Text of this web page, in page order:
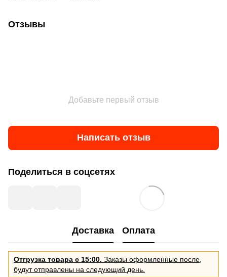
Отзывы
Добавьте первый отзыв
Написать отзыв
Поделиться в соцсетях
Доставка Оплата
Отгрузка товара с 15:00. Заказы оформленные после,
будут отправлены на следующий день.